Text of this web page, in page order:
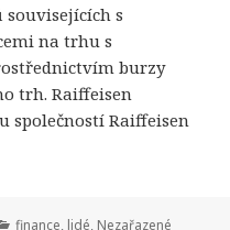
s
na trhu s
burzy
trh. Raiffeisen
společností Raiffeisen
Rubriky:
finance, lidé, Nezařazené